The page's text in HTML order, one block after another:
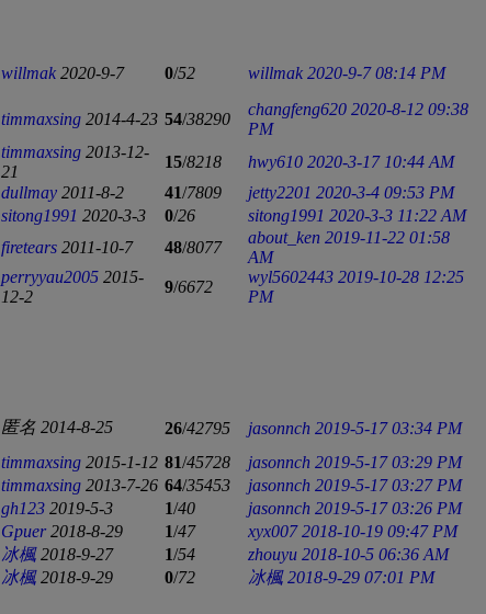
willmak 2020-9-7 0/52 willmak 2020-9-7 08:14 PM
timmaxsing 2014-4-23 54/38290
changfeng620 2020-8-12 09:38
PM
timmaxsing 2013-12-
21
15/8218 hwy610 2020-3-17 10:44 AM
dullmay 2011-8-2 41/7809 jetty2201 2020-3-4 09:53 PM
sitong1991 2020-3-3 0/26 sitong1991 2020-3-3 11:22 AM
firetears 2011-10-7 48/8077
about_ken 2019-11-22 01:58
AM
perryyau2005 2015-
12-2
9/6672
wyl5602443 2019-10-28 12:25
PM
匿名 2014-8-25 26/42795 jasonnch 2019-5-17 03:34 PM
timmaxsing 2015-1-12 81/45728 jasonnch 2019-5-17 03:29 PM
timmaxsing 2013-7-26 64/35453 jasonnch 2019-5-17 03:27 PM
gh123 2019-5-3 1/40 jasonnch 2019-5-17 03:26 PM
Gpuer 2018-8-29 1/47 xyx007 2018-10-19 09:47 PM
冰楓 2018-9-27 1/54 zhouyu 2018-10-5 06:36 AM
冰楓 2018-9-29 0/72 冰楓 2018-9-29 07:01 PM